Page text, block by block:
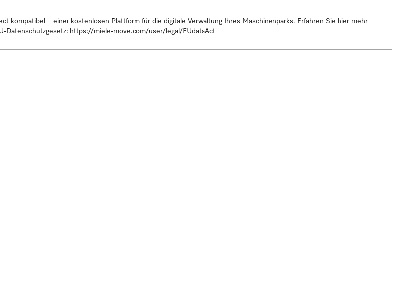
kompatibel – einer kostenlosen Plattform für die digitale Verwaltung Ihres Maschinenparks. Erfahren Sie hier mehr
Datenschutzgesetz: https://miele-move.com/user/legal/EUdataAct